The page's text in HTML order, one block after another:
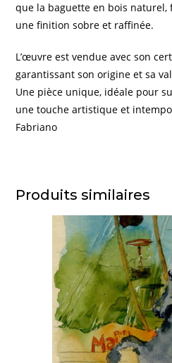
que la baguette en bois
une finition sobre et raffinée.
L’œuvre est vendue avec son
garantissant son origine et sa
Une pièce unique, idéale pour
une touche artistique et
Fabriano
Produits similaires